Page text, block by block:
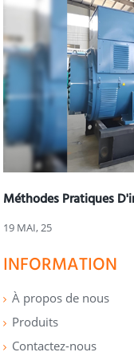
Méthodes Pratiques
19 MAI, 25
INFORMATION
À propos de nous
Produits
Contactez-nous